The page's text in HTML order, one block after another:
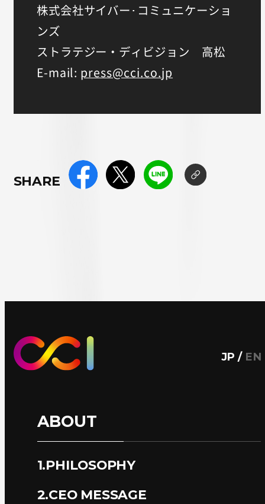
株式会社サイバー･コミュニケーショ
ンズ
ストラテジー・ディビジョン 高松
E-mail: press@cci.co.jp
SHARE
JP / EN
ABOUT
1.PHILOSOPHY
2.CEO MESSAGE